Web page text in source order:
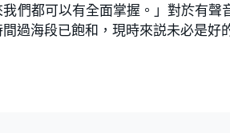
們都可以有全面掌握。」對於有聲
過海段已飽和，現時來説未必是好